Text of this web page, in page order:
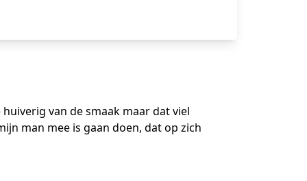
van de smaak maar dat viel
man mee is gaan doen, dat op zich